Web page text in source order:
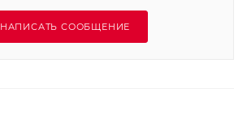
НАПИСАТЬ СООБЩЕНИЕ